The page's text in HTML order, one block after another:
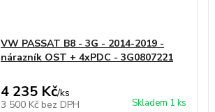
VW PASSAT B8 - 3G - 2014-2019 -
nárazník OST + 4xPDC - 3G0807221
4 235 Kč/ks
3 500 Kč bez DPH Skladem 1 ks